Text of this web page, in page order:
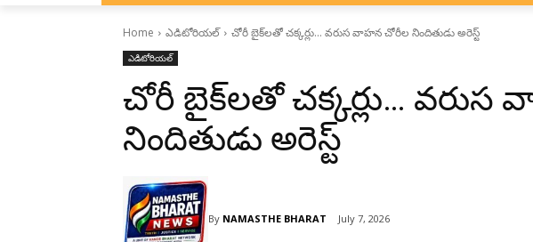
Home ఎడిటోరియల్ చోరీ బైక్‌లతో చక్కర్లు... వరుస వాహన చోరీల నిందితుడు అరెస్ట్
ఎడిటోరియల్
చోరీ బైక్‌లతో చక్కర్లు…
నిందితుడు అరెస్ట్
By NAMASTHE BHARAT July 7, 2026